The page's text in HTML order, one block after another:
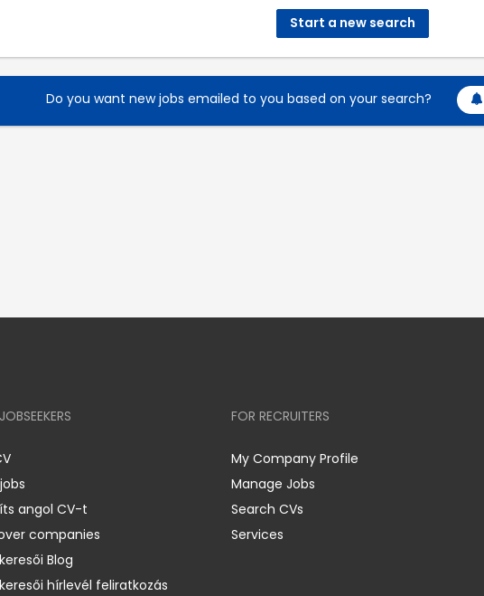
Start a new search
Do you want new jobs emailed to you based on your search?
angol CV-t
companies
Blog
hírlevél feliratkozás
FOR RECRUITERS
My Company Profile
Manage Jobs
Search CVs
Services